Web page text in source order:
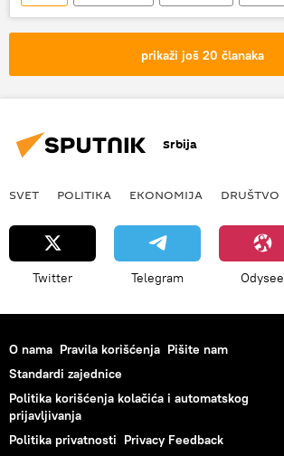
Džozef Bajden
prikaži još 20 članaka
Srbija
SVET POLITIKA EKONOMIJA DRUŠTVO
Twitter Telegram Odysee
O nama Pravila korišćenja Pišite nam
Standardi zajednice
Politika korišćenja kolačića i automatskog
prijavljivanja
Politika privatnosti Privacy Feedback